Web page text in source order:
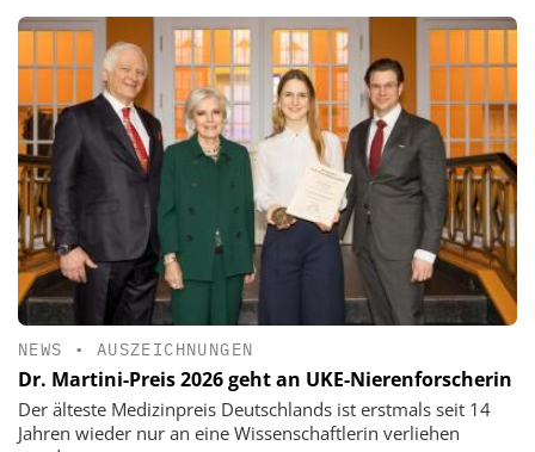
NEWS • AUSZEICHNUNGEN
Dr. Martini-Preis 2026 geht an UKE-Nierenforscherin
Der älteste Medizinpreis Deutschlands ist erstmals seit 14
Jahren wieder nur an eine Wissenschaftlerin verliehen